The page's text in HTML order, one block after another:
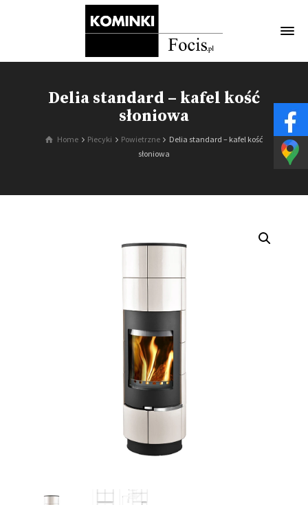
Delia standard – kafel kość
słoniowa
Home Piecyki Powietrzne
Delia standard – kafel kość
słoniowa